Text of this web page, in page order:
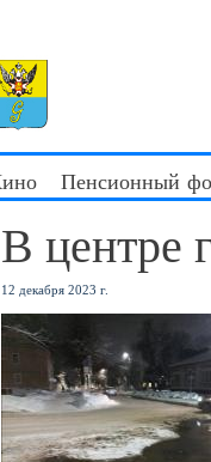
Пенсионный
В центре
12 декабря 2023 г.